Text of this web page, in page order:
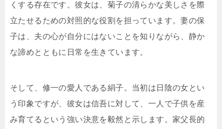
くする存在です。彼女は、菊子の清らかな美しさを際
立たせるための対照的な役割を担っています。妻の保
子は、夫の心が自分にはないことを知りながら、静か
な諦めとともに日常を生きています。
そして、修一の愛人である絹子。当初は日陰の女とい
う印象ですが、彼女は信吾に対して、一人で子供を産
み育てるという強い決意を毅然と示します。家父長的